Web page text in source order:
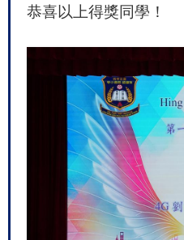
恭喜以上得獎同學！